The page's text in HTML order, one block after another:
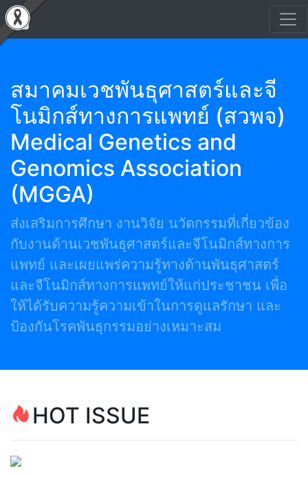
สมาคมเวชพันธุศาสตร์และจี
โนมิกส์ทางการแพทย์ (สวพจ)
Medical Genetics and
Genomics Association
(MGGA)
ส่งเสริมการศึกษา งานวิจัย นวัตกรรมที่เกี่ยวข้อง
กับงานด้านเวชพันธุศาสตร์และจีโนมิกส์ทางการ
แพทย์ และเผยแพร่ความรู้ทางด้านพันธุศาสตร์
และจีโนมิกส์ทางการแพทย์ให้แก่ประชาชน เพื่อ
ให้ได้รับความรู้ความเข้าในการดูแลรักษา และ
ป้องกันโรคพันธุกรรมอย่างเหมาะสม
HOT ISSUE